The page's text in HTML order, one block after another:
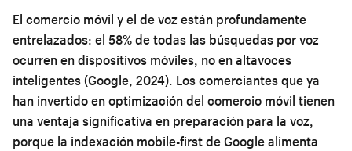
El comercio móvil y el de voz están profundamente
entrelazados: el 58% de todas las búsquedas por voz
ocurren en dispositivos móviles, no en altavoces
inteligentes (Google, 2024). Los comerciantes que ya
han invertido enoptimización del comercio móvil tienen
una ventaja significativa en preparación para la voz,
porque la indexación mobile-first de Google alimenta